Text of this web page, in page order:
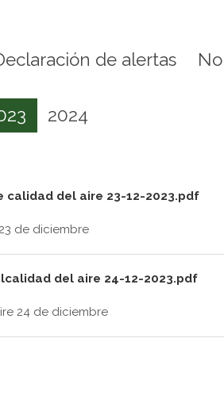
de alertas
2024
calidad del aire 23-12-2023.pdf
de diciembre
del aire 24-12-2023.pdf
24 de diciembre